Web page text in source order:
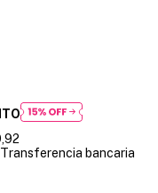
bancaria